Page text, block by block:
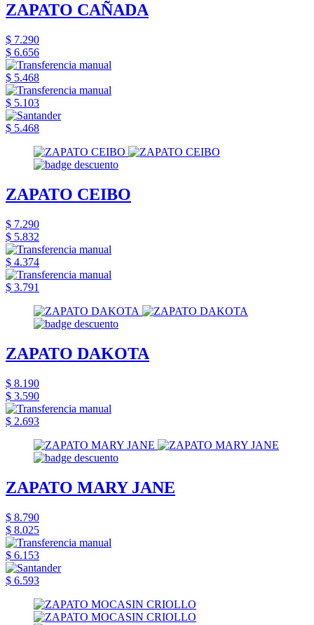
ZAPATO CAÑADA
$ 7.290
$ 6.656
$ 5.468
$ 5.103
$ 5.468
ZAPATO CEIBO
$ 7.290
$ 5.832
$ 4.374
$ 3.791
ZAPATO DAKOTA
$ 8.190
$ 3.590
$ 2.693
ZAPATO MARY JANE
$ 8.790
$ 8.025
$ 6.153
$ 6.593